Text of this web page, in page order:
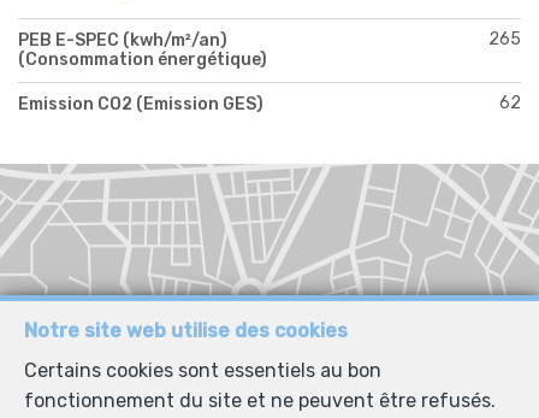
PEB E-SPEC (kwh/m²/an)
(Consommation énergétique)
265
Emission CO2 (Emission GES) 62
Notre site web utilise des cookies
Certains cookies sont essentiels au bon
fonctionnement du site et ne peuvent être refusés.